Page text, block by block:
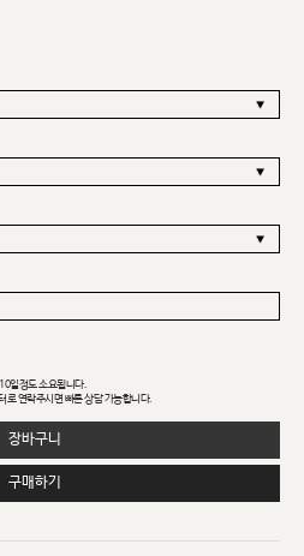
일정도 소요됩니다.
로 연락주시면 빠른 상담 가능합니다.
장바구니
구매하기